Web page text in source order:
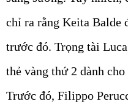
chỉ ra rằng Keita Balde
trước đó. Trọng tài
thẻ vàng thứ 2 dành
Trước đó, Filippo